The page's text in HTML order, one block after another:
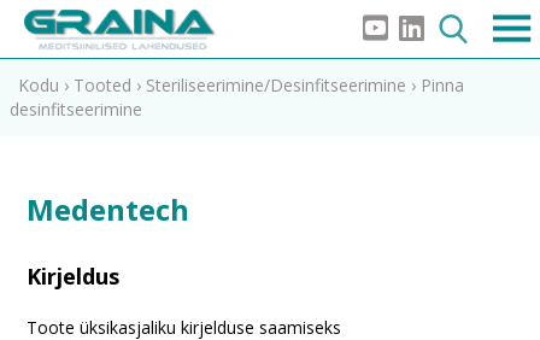
Kodu › Tooted › Steriliseerimine/Desinfitseerimine › Pinna
desinfitseerimine
Medentech
Kirjeldus
Toote üksikasjaliku kirjelduse saamiseks